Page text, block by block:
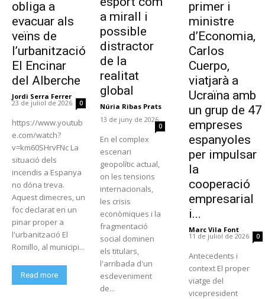
obliga a
evacuar als
veïns de
l’urbanització
El Encinar
del Alberche
Jordi Serra Ferrer -
23 de juliol de 2026 0
https://www.youtub
e.com/watch?
v=km60SHrvFNc La
situació dels
incendis a Espanya
no dóna treva.
Aquest dimecres, un
foc declarat en un
pinar proper a
l'urbanització El
Romillo, al municipi...
Read more
a mirall i
possible
distractor
de la
realitat
global
Núria Ribas Prats
-
13 de juny de 2026
0
En el complex
escenari
geopolític actual,
on les tensions
internacionals,
les crisis
econòmiques i la
fragmentació
social dominen
els titulars,
l'arribada d'un
esdeveniment
de...
primer i
ministre
d’Economia,
Carlos
Cuerpo,
viatjarà a
Ucraïna amb
un grup de 47
empreses
espanyoles
per impulsar
la
cooperació
empresarial
i...
Marc Vila Font -
11 de juliol de 2026 0
Antecedents i
context El proper
viatge del
vicepresident